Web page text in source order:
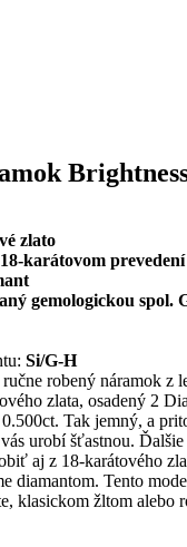
zlato
karátovom prevedení
gemologickou spol.
Si/G-H
robený náramok z
zlata, osadený 2
Tak jemný, a
urobí šťastnou.
aj z 18-karátového
diamantom. Tento
klasickom žltom alebo